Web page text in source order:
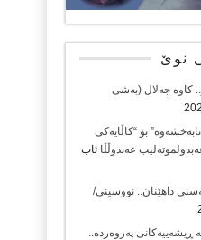
نوێ
کاوە جەلال (بەشی
بۆ “کاڵایەکی
عەبدوڵڵا ئاب
داهێنان.. نووسینی/
ڕیشەییەکانی پەروەردە..